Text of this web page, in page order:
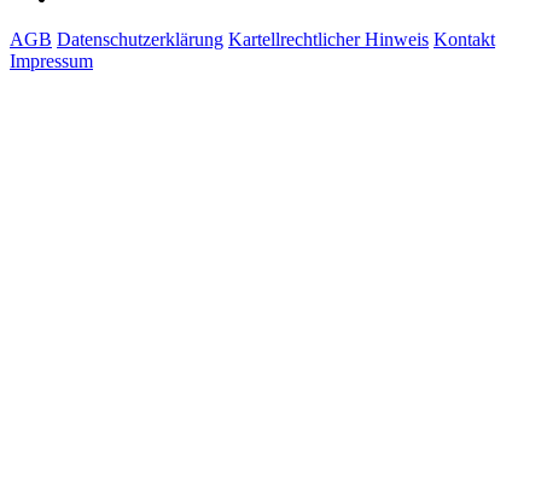
AGB Datenschutzerklärung Kartellrechtlicher Hinweis Kontakt
Impressum